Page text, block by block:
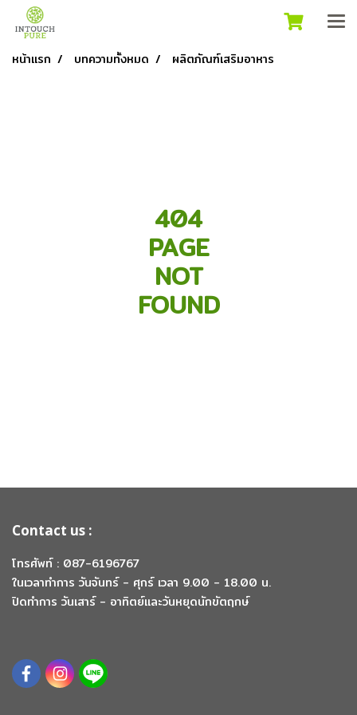
หน้าแรก บทความทั้งหมด ผลิตภัณฑ์เสริมอาหาร
404
PAGE
NOT
FOUND
Contact us :
โทรศัพท์ : 087-6196767
ในเวลาทำการ วันจันทร์ - ศุกร์ เวลา 9.00 - 18.00 น.
ปิดทำการ วันเสาร์ - อาทิตย์และวันหยุดนักขัตฤกษ์